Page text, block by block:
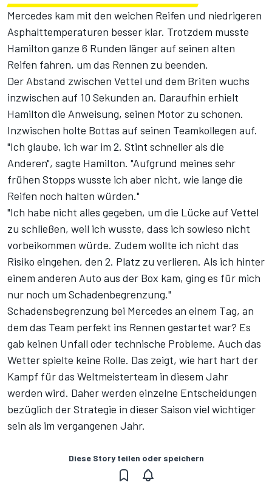
Mercedes kam mit den weichen Reifen und niedrigeren
Asphalttemperaturen besser klar. Trotzdem musste
Hamilton ganze 6 Runden länger auf seinen alten
Reifen fahren, um das Rennen zu beenden.
Der Abstand zwischen Vettel und dem Briten wuchs
inzwischen auf 10 Sekunden an. Daraufhin erhielt
Hamilton die Anweisung, seinen Motor zu schonen.
Inzwischen holte Bottas auf seinen Teamkollegen auf.
"Ich glaube, ich war im 2. Stint schneller als die
Anderen", sagte Hamilton. "Aufgrund meines sehr
frühen Stopps wusste ich aber nicht, wie lange die
Reifen noch halten würden."
"Ich habe nicht alles gegeben, um die Lücke auf Vettel
zu schließen, weil ich wusste, dass ich sowieso nicht
vorbeikommen würde. Zudem wollte ich nicht das
Risiko eingehen, den 2. Platz zu verlieren. Als ich hinter
einem anderen Auto aus der Box kam, ging es für mich
nur noch um Schadenbegrenzung."
Schadensbegrenzung bei Mercedes an einem Tag, an
dem das Team perfekt ins Rennen gestartet war? Es
gab keinen Unfall oder technische Probleme. Auch das
Wetter spielte keine Rolle. Das zeigt, wie hart hart der
Kampf für das Weltmeisterteam in diesem Jahr
werden wird. Daher werden einzelne Entscheidungen
bezüglich der Strategie in dieser Saison viel wichtiger
sein als im vergangenen Jahr.
Diese Story teilen oder speichern